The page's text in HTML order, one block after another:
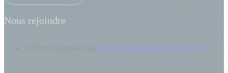
Nous rejoindre
recrutement@groupemonveto.com